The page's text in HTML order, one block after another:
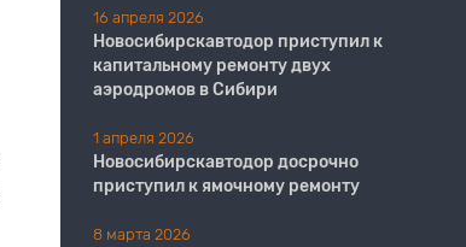
16 апреля 2026
Новосибирскавтодор приступил к
капитальному ремонту двух
аэродромов в Сибири
1 апреля 2026
Новосибирскавтодор досрочно
приступил к ямочному ремонту
8 марта 2026